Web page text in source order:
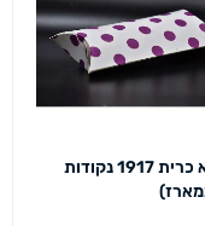
קופסא כרית 1917 נקודות